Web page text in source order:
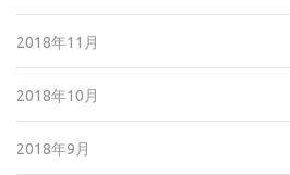
2018年11月
2018年10月
2018年9月